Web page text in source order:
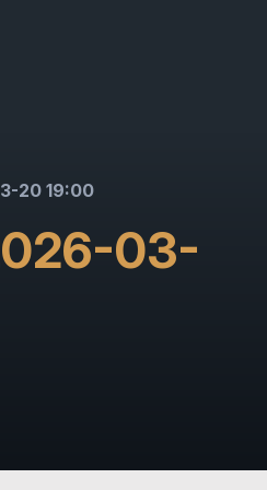
20 19:00
03-